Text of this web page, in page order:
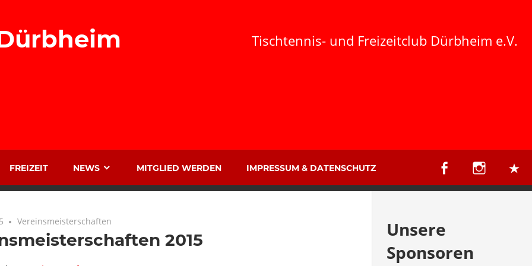
Tischtennis- und Freizeitclub Dürbheim e.V.
FREIZEIT NEWS MITGLIED WERDEN IMPRESSUM & DATENSCHUTZ
Vereinsmeisterschaften
2015
Unsere
Sponsoren